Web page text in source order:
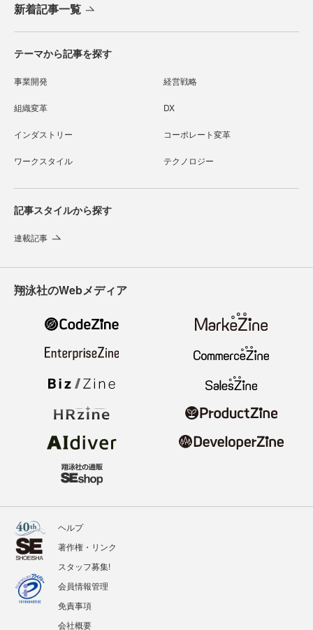
新着記事一覧
テーマから記事を探す
事業開発 経営戦略
組織変革 DX
インダストリー コーポレート変革
ワークスタイル テクノロジー
記事スタイルから探す
連載記事
翔泳社のWebメディア
ヘルプ
著作権・リンク
スタッフ募集!
会員情報管理
免責事項
会社概要